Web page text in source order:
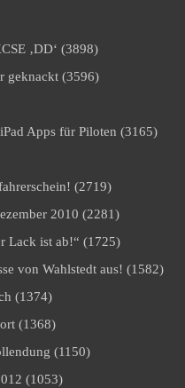
‚DD‘ (3898)
geknackt (3596)
Apps für Piloten (3165)
(2719)
2010 (2281)
Lack ist ab!“ (1725)
von Wahlstedt aus! (1582)
(1374)
(1368)
(1150)
(1053)